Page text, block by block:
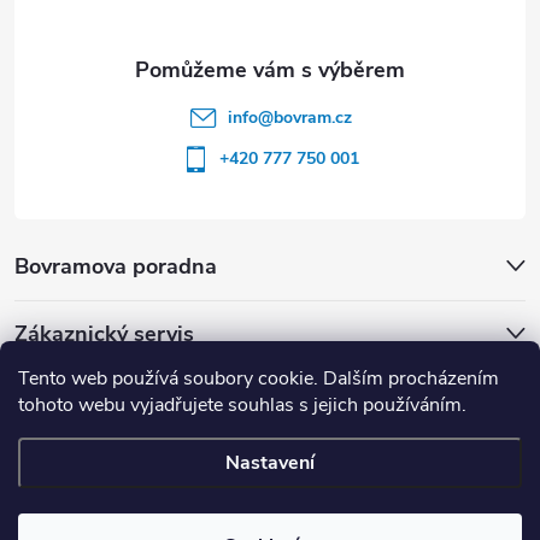
Tento web používá soubory cookie. Dalším procházením
tohoto webu vyjadřujete souhlas s jejich používáním.
Nastavení
Bovramova poradna
Zákaznický servis
info@bovram.cz
+420 777 750 001
Copyright 2026BOVRAM.cz. Všechna práva vyhrazena.